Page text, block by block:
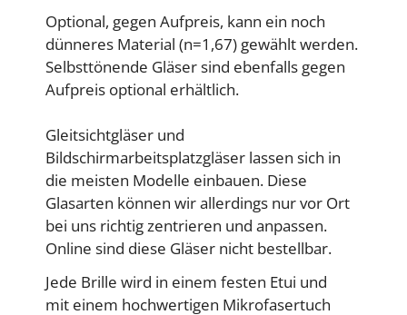
Optional, gegen Aufpreis, kann ein noch
dünneres Material (n=1,67) gewählt werden.
Selbsttönende Gläser sind ebenfalls gegen
Aufpreis optional erhältlich.
Gleitsichtgläser und
Bildschirmarbeitsplatzgläser lassen sich in
die meisten Modelle einbauen. Diese
Glasarten können wir allerdings nur vor Ort
bei uns richtig zentrieren und anpassen.
Online sind diese Gläser nicht bestellbar.
Jede Brille wird in einem festen Etui und
mit einem hochwertigen Mikrofasertuch